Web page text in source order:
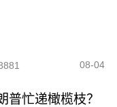
08-04
普忙递橄榄枝？